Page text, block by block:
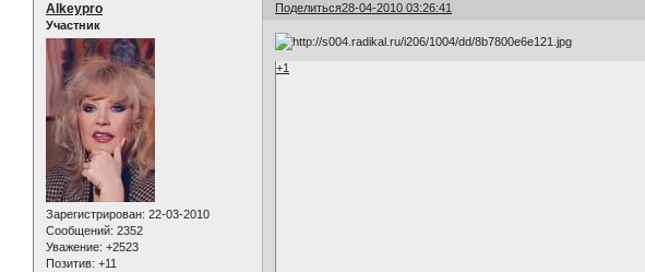
Поделиться28-04-2010 03:26:41
Alkeypro
Участник
Зарегистрирован: 22-03-2010
Сообщений: 2352
Уважение: +2523
Позитив: +11
+1